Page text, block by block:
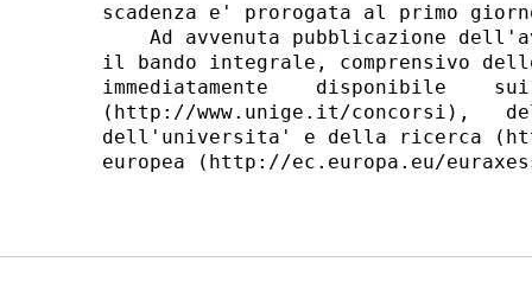
scadenza e' prorogata al primo
Ad avvenuta pubblicazione
il bando integrale, comprensivo
immediatamente    disponibile
(http://www.unige.it/concorsi),
dell'universita' e della ricerca
europea (http://ec.europa.eu/